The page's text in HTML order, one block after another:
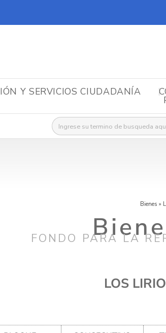
Y SERVICIOS CIUDADANÍA
Buscar:
Bienes »
FONDO PARA LA
LOS